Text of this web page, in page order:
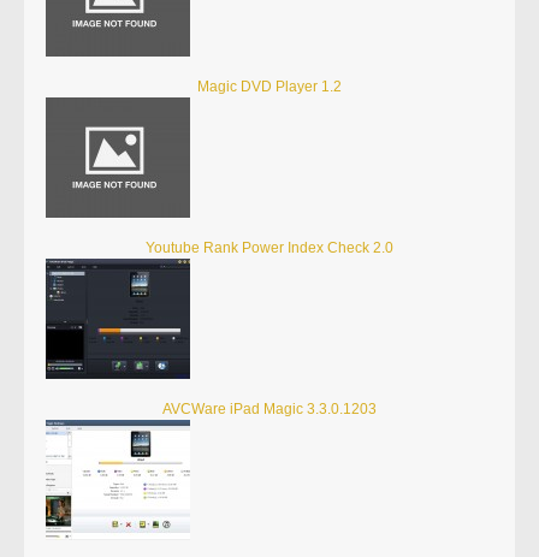
Magic DVD Player 1.2
Youtube Rank Power Index Check 2.0
AVCWare iPad Magic 3.3.0.1203